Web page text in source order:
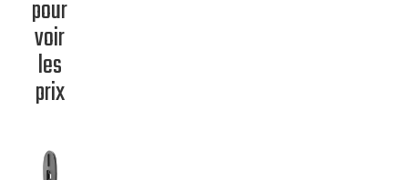
pour
voir
les
prix